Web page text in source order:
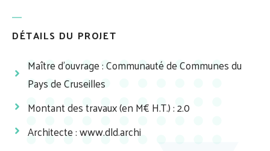
DÉTAILS DU PROJET
Maître d'ouvrage : Communauté de Communes du
Pays de Cruseilles
Montant des travaux (en M€ H.T.) : 2.0
Architecte :www.dld.archi